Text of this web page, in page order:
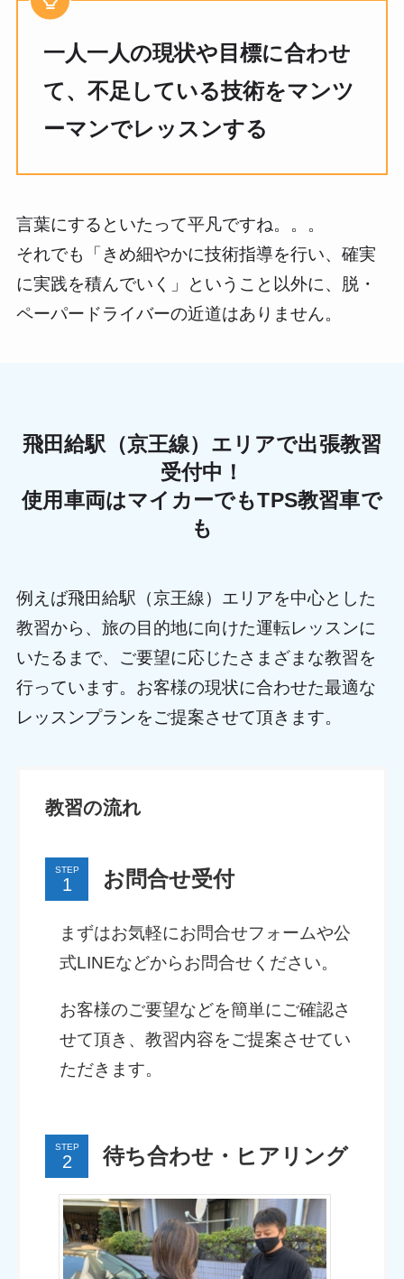
一人一人の現状や目標に合わせ
て、不足している技術をマンツ
ーマンでレッスンする
言葉にするといたって平凡ですね。。。
それでも「きめ細やかに技術指導を行い、確実
に実践を積んでいく」ということ以外に、脱・
ペーパードライバーの近道はありません。
飛田給駅（京王線）エリアで出張教習
受付中！
使用車両はマイカーでもTPS教習車で
も
例えば飛田給駅（京王線）エリアを中心とした
教習から、旅の目的地に向けた運転レッスンに
いたるまで、ご要望に応じたさまざまな教習を
行っています。お客様の現状に合わせた最適な
レッスンプランをご提案させて頂きます。
教習の流れ
STEP お問合せ受付
まずはお気軽にお問合せフォームや公
式LINEなどからお問合せください。
お客様のご要望などを簡単にご確認さ
せて頂き、教習内容をご提案させてい
ただきます。
STEP 待ち合わせ・ヒアリング